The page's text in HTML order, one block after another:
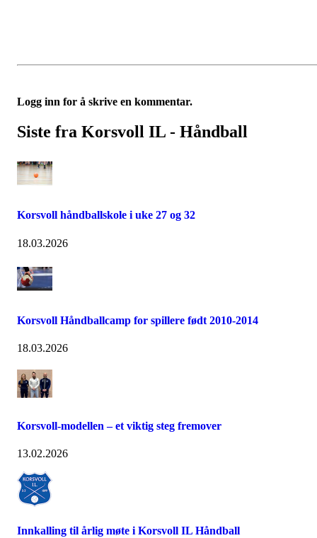
Logg inn for å skrive en kommentar.
Siste fra Korsvoll IL - Håndball
Korsvoll håndballskole i uke 27 og 32
18.03.2026
Korsvoll Håndballcamp for spillere født 2010-2014
18.03.2026
Korsvoll-modellen – et viktig steg fremover
13.02.2026
Innkalling til årlig møte i Korsvoll IL Håndball